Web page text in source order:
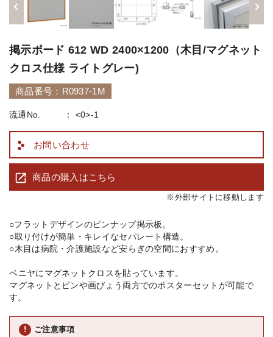
掲示ボード 612 WD 2400×1200（木目/マグネット
クロス仕様 ライトグレー)
商品番号：R0937-1M
流通No. <0>-1
お問い合わせ
商品の購入はこちら
※外部サイトに移動します
○フラットデザインのピンナップ掲示板。
○取り付けが簡単・キレイなセパレート構造。
○木目は病院・介護施設など安らぎの空間におすすめ。
ベニヤにマグネットクロスを貼っています。
マグネットとピンや画びょう両方でのポスターセットが可能で
す。
ご注意事項